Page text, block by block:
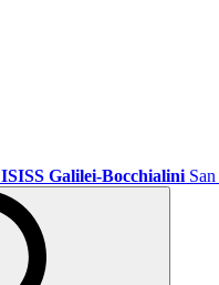
ISISS Galilei-Bocchialini